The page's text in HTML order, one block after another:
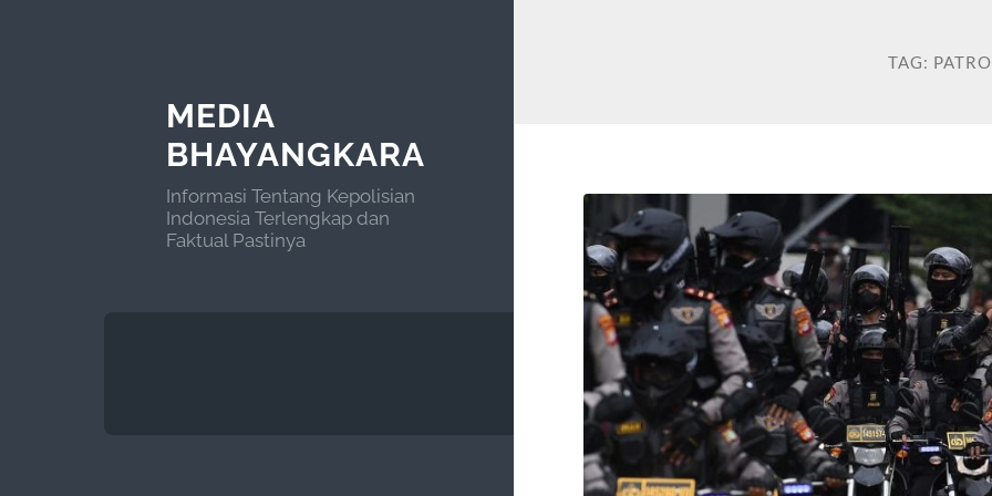
MEDIA
BHAYANGKARA
Informasi Tentang Kepolisian
Indonesia Terlengkap dan
Faktual Pastinya
TAG: